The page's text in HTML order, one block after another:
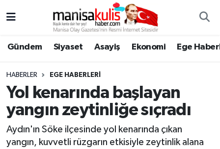
Gündem Siyaset Asayiş Ekonomi Ege
HABERLER EGE HABERLERI
Yol kenarında başlayan
yangın zeytinliğe sıçradı
Aydın'ın Söke ilçesinde yol kenarında çıkan
yangın, kuvvetli rüzgarın etkisiyle zeytinlik alana
Ege Haberleri
Ekonomi
Genel
Gündem
Yunusemre Hava Durumu
Yunusemre Trafik Yoğunluk Haritası
Süper Lig Puan Durumu ve Fikstür
Tüm Manşetler